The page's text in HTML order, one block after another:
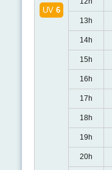
UV 6
13h
14h
15h
16h
17h
18h
19h
20h